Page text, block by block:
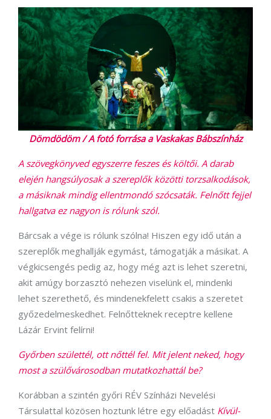
Dömdödöm / A fotó forrása a Vaskakas Bábszínház
A szövegkönyved egyszerre feszes és költői. A darab
elején hangsúlyosak a szereplők közötti torzsalkodások,
a másiknak mindig ellentmondó szócsaták. Felnőtt fejjel
hallgatva ez nagyon is rólunk szól.
Bárcsak a vége is rólunk szólna! Hiszen egy idő után a
szereplők meghallják egymást, támogatják a másikat. A
végkicsengés pedig az, hogy még azt is lehet szeretni,
akit amúgy borzasztó nehezen viselünk el, mindenki
lehet szerethető, és mindenekfelett csakis a szeretet
győzedelmeskedhet. Felnőtteknek receptre kellene
Lázár Ervint felírni!
Győrben születtél, ott nőttél fel. Mit jelent neked, hogy
most a szülővárosodban mutatkozhattál be?
Korábban a szintén győri RÉV Színházi Nevelési
Társulattal közösen hoztunk létre egy előadást Kívül-